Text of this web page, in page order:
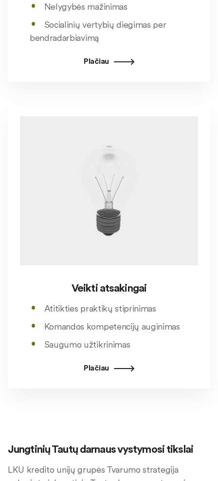
Nelygybės mažinimas
Socialinių vertybių diegimas per
bendradarbiavimą
Plačiau
Veikti atsakingai
Atitikties praktikų stiprinimas
Komandos kompetencijų auginimas
Saugumo užtikrinimas
Plačiau
Jungtinių Tautų darnaus vystymosi tikslai
LKU kredito unijų grupės Tvarumo strategija